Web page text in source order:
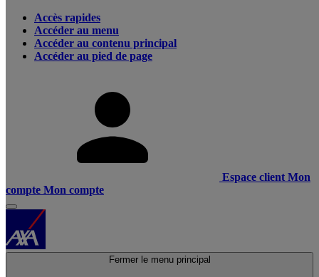
Accès rapides
Accéder au menu
Accéder au contenu principal
Accéder au pied de page
Espace client Mon
compte Mon compte
Fermer le menu principal